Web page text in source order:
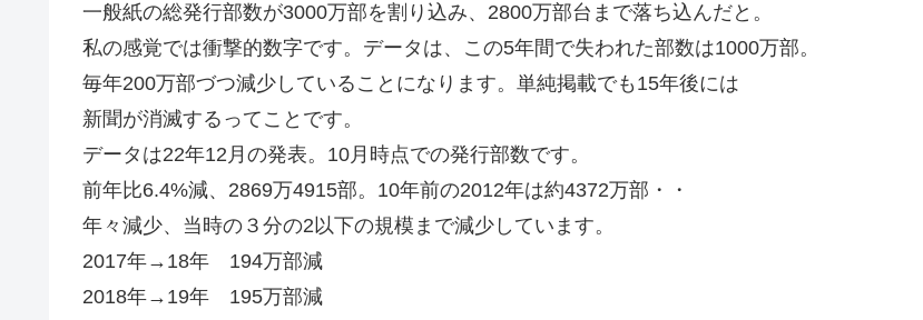
一般紙の総発行部数が3000万部を割り込み、2800万部台まで落ち込んだと。
私の感覚では衝撃的数字です。データは、この5年間で失われた部数は1000万部。
毎年200万部づつ減少していることになります。単純掲載でも15年後には
新聞が消滅するってことです。
データは22年12月の発表。10月時点での発行部数です。
前年比6.4%減、2869万4915部。10年前の2012年は約4372万部・・
年々減少、当時の３分の2以下の規模まで減少しています。
2017年→18年 194万部減
2018年→19年 195万部減